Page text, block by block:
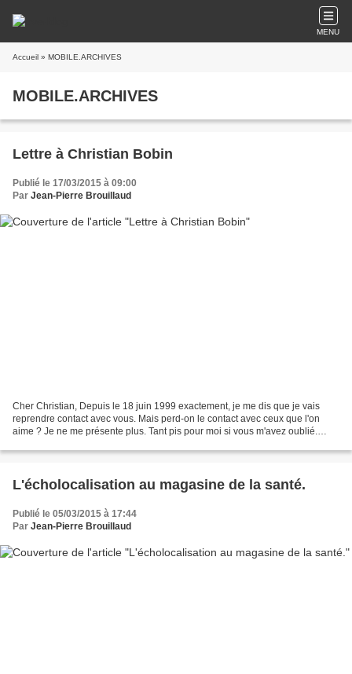
MENU
Accueil » MOBILE.ARCHIVES
MOBILE.ARCHIVES
Lettre à Christian Bobin
Publié le 17/03/2015 à 09:00
Par Jean-Pierre Brouillaud
Cher Christian, Depuis le 18 juin 1999 exactement, je me dis que je vais
reprendre contact avec vous. Mais perd-on le contact avec ceux que l'on
aime ? Je ne me présente plus. Tant pis pour moi si vous m'avez oublié.
L'écholocalisation au magasine de la santé.
Publié le 05/03/2015 à 17:44
Par Jean-Pierre Brouillaud